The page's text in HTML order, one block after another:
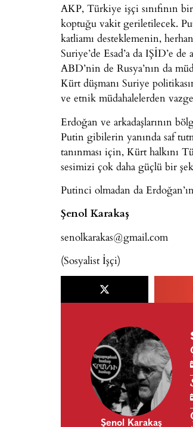
AKP, Türkiye işçi sınıfının
koptuğu vakit geriletilecek.
katliamı desteklemenin,
Suriye’de Esad’a da IŞİD’e
ABD’nin de Rusya’nın da
Kürt düşmanı Suriye
ve etnik müdahalelerden
Erdoğan ve arkadaşlarının
Putin gibilerin yanında saf
tanınması için, Kürt halkını
sesimizi çok daha güçlü bir
Putinci olmadan da
Şenol Karakaş
senolkarakas@gmail.com
(Sosyalist İşçi)
Şenol Karakaş